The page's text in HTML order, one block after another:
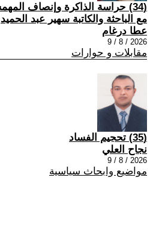
(34) حراسة الذاكرة وإنصاف
مع الباحثة والكاتبة سهير عبد الحميد
عطا درغام
2026 / 8 / 9
مقابلات و حوارات
(35) تحجيم الفساد
نجاح العلي
2026 / 8 / 9
مواضيع وابحاث سياسية